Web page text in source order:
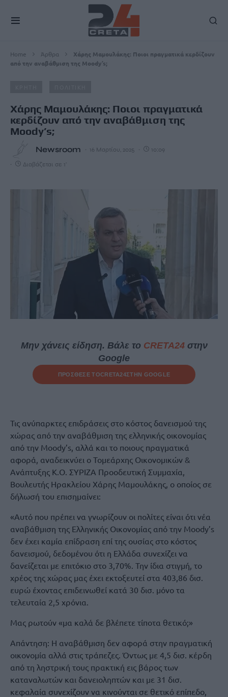
Home Άρθρα
Χάρης Μαμουλάκης: Ποιοι πραγματικά κερδίζουν
από την αναβάθμιση της Moody’s;
Χάρης Μαμουλάκης: Ποιοι πραγματικά
κερδίζουν από την αναβάθμιση της
Moody’s;
Newsroom 16 Μαρτίου, 2025 10:09
Διαβάζεται σε 1'
Μην χάνεις είδηση. Βάλε το CRETA24στην
Google
ΠΡΟΣΘΕΣΕ ΤΟCRETA24ΣΤΗΝ GOOGLE
Τις ανύπαρκτες επιδράσεις στο κόστος δανεισμού της
χώρας από την αναβάθμιση της ελληνικής οικονομίας
από την Moody’s, αλλά και το ποιους πραγματικά
αφορά, αναδεικνύει ο Τομεάρχης Οικονομικών &
Ανάπτυξης Κ.Ο. ΣΥΡΙΖΑ Προοδευτική Συμμαχία,
Βουλευτής Ηρακλείου Χάρης Μαμουλάκης, ο οποίος σε
δήλωσή του επισημαίνει:
«Αυτό που πρέπει να γνωρίζουν οι πολίτες είναι ότι νέα
αναβάθμιση της Ελληνικής Οικονομίας από την Moody’s
δεν έχει καμία επίδραση επί της ουσίας στο κόστος
δανεισμού, δεδομένου ότι η Ελλάδα συνεχίζει να
δανείζεται με επιτόκιο στο 3,70%. Την ίδια στιγμή, το
χρέος της χώρας μας έχει εκτοξευτεί στα 403,86 δισ.
ευρώ έχοντας επιδεινωθεί κατά 30 δισ. μόνο τα
τελευταία 2,5 χρόνια.
Μας ρωτούν «μα καλά δε βλέπετε τίποτα θετικό;»
Απάντηση: Η αναβάθμιση δεν αφορά στην πραγματική
οικονομία αλλά στις τράπεζες. Όντως με 4,5 δισ. κέρδη
από τη ληστρική τους πρακτική εις βάρος των
καταναλωτών και δανειοληπτών και με 31 δισ.
κεφαλαία συνεχίζουν να κινούνται σε θετικό επίπεδο,